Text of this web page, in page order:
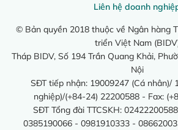
Liên hệ doanh
© Bản quyền 2018 thuộc về Ngân hàng
triển Việt Nam
Tháp BIDV, Số 194 Trần Quang Khải,
Nội
SĐT tiếp nhận: 19009247 (Cá nhân)/
nghiệp)/(+84-24) 22200588 - Fax:
SĐT Tổng đài TTCSKH:
0385190066 - 0981910333 -